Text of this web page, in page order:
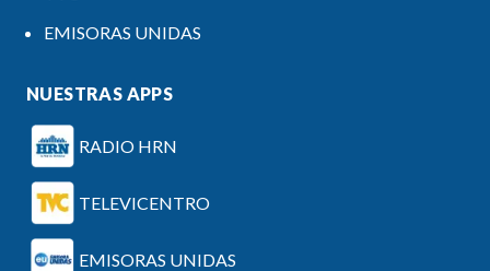
EMISORAS UNIDAS
NUESTRAS APPS
RADIO HRN
TELEVICENTRO
EMISORAS UNIDAS